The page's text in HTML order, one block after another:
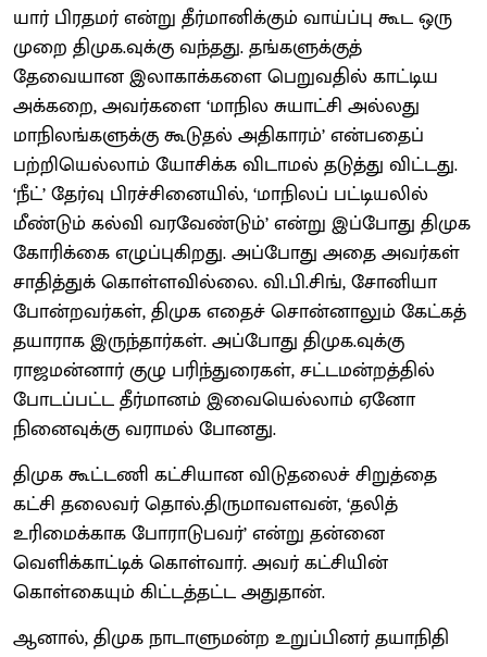
யார் பிரதமர் என்று தீர்மானிக்கும் வாய்ப்பு கூட ஒரு
முறை திமுக.வுக்கு வந்தது. தங்களுக்குத்
தேவையான இலாகாக்களை பெறுவதில் காட்டிய
அக்கறை, அவர்களை ‘மாநில சுயாட்சி அல்லது
மாநிலங்களுக்கு கூடுதல் அதிகாரம்’ என்பதைப்
பற்றியெல்லாம் யோசிக்க விடாமல் தடுத்து விட்டது.
‘நீட்’ தேர்வு பிரச்சினையில், ‘மாநிலப் பட்டியலில்
மீண்டும் கல்வி வரவேண்டும்’ என்று இப்போது திமுக
கோரிக்கை எழுப்புகிறது. அப்போது அதை அவர்கள்
சாதித்துக் கொள்ளவில்லை. வி.பி.சிங், சோனியா
போன்றவர்கள், திமுக எதைச் சொன்னாலும் கேட்கத்
தயாராக இருந்தார்கள். அப்போது திமுக.வுக்கு
ராஜமன்னார் குழு பரிந்துரைகள், சட்டமன்றத்தில்
போடப்பட்ட தீர்மானம் இவையெல்லாம் ஏனோ
நினைவுக்கு வராமல் போனது.
திமுக கூட்டணி கட்சியான விடுதலைச் சிறுத்தை
கட்சி தலைவர் தொல்.திருமாவளவன், ‘தலித்
உரிமைக்காக போராடுபவர்’ என்று தன்னை
வெளிக்காட்டிக் கொள்வார். அவர் கட்சியின்
கொள்கையும் கிட்டத்தட்ட அதுதான்.
ஆனால், திமுக நாடாளுமன்ற உறுப்பினர் தயாநிதி